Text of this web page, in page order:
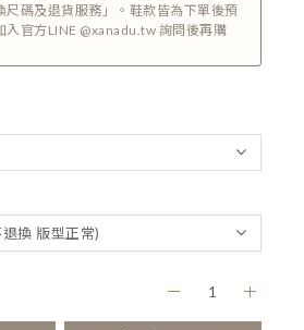
尺碼及退貨服務」。鞋款皆為下單後預
入官方LINE @xanadu.tw 詢問後再購